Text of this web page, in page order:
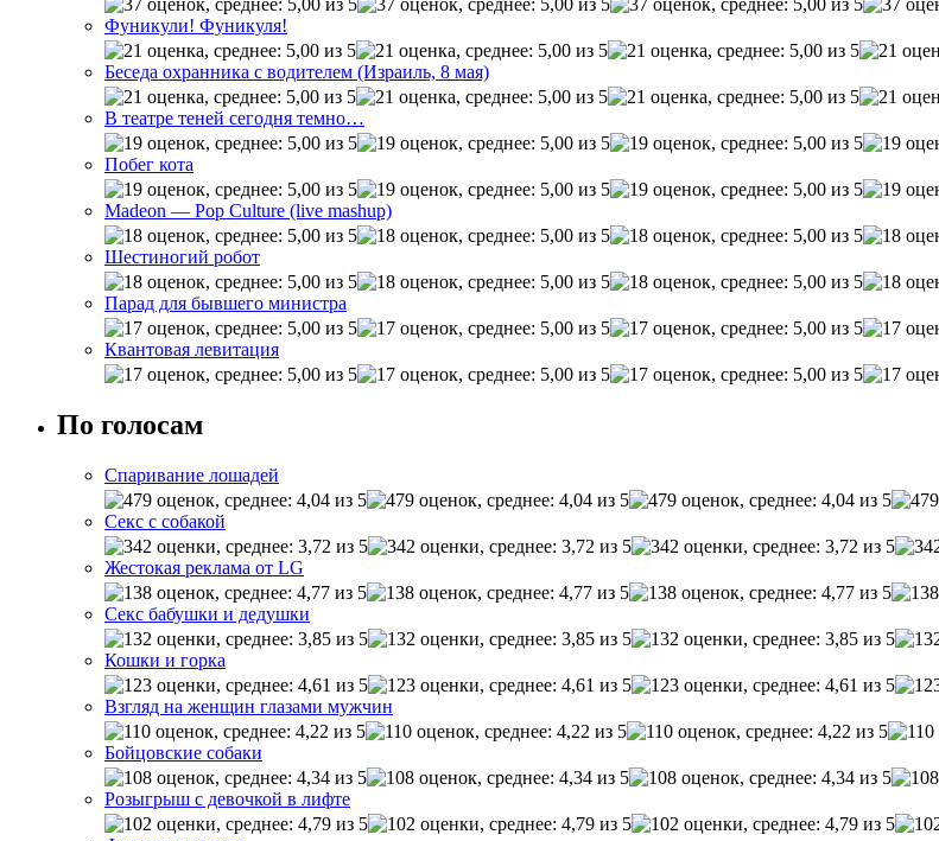
Фуникули! Фуникуля!
Беседа охранника с водителем (Израиль, 8 мая)
В театре теней сегодня темно…
Побег кота
Madeon — Pop Culture (live mashup)
Шестиногий робот
Парад для бывшего министра
Квантовая левитация
По голосам
Спаривание лошадей
Секс с собакой
Жестокая реклама от LG
Секс бабушки и дедушки
Кошки и горка
Взгляд на женщин глазами мужчин
Бойцовские собаки
Розыгрыш с девочкой в лифте